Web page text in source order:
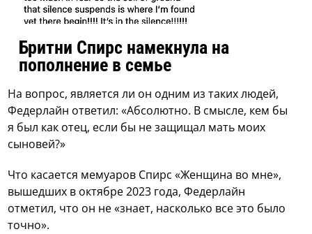
Бритни Спирс намекнула на
пополнение в семье
На вопрос, является ли он одним из таких людей,
Федерлайн ответил: «Абсолютно. В смысле, кем бы
я был как отец, если бы не защищал мать моих
сыновей?»
Что касается мемуаров Спирс «Женщина во мне»,
вышедших в октябре 2023 года, Федерлайн
отметил, что он не «знает, насколько все это было
точно».